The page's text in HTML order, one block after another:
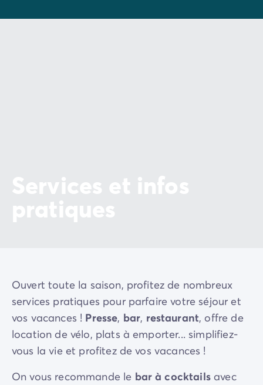
Ouvert toute la saison, profitez de nombreux
services pratiques pour parfaire votre séjour et
vos vacances ! Presse, bar, restaurant, offre de
location de vélo, plats à emporter... simplifiez-
vous la vie et profitez de vos vacances !
On vous recommande le bar à cocktailsavec